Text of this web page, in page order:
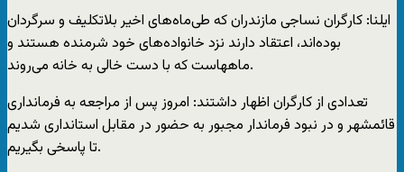
ایلنا: کارگران نساجی مازندران که طی‌ماه‌های اخیر بلاتکلیف و سرگردان
بوده‌اند، اعتقاد دارند نزد خانواده‌های خود شرمنده هستند و
ماههاست که با دست خالی به خانه می‌روند.
تعدادی از کارگران اظهار داشتند: امروز پس از مراجعه به فرمانداری
قائمشهر و در نبود فرماندار مجبور به حضور در مقابل استانداری شدیم
تا پاسخی بگیریم.